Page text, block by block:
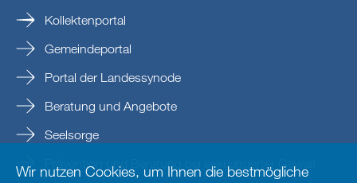
Kollektenportal
Gemeindeportal
Portal der Landessynode
Beratung und Angebote
Seelsorge
Wir nutzen Cookies, um Ihnen die bestmögliche